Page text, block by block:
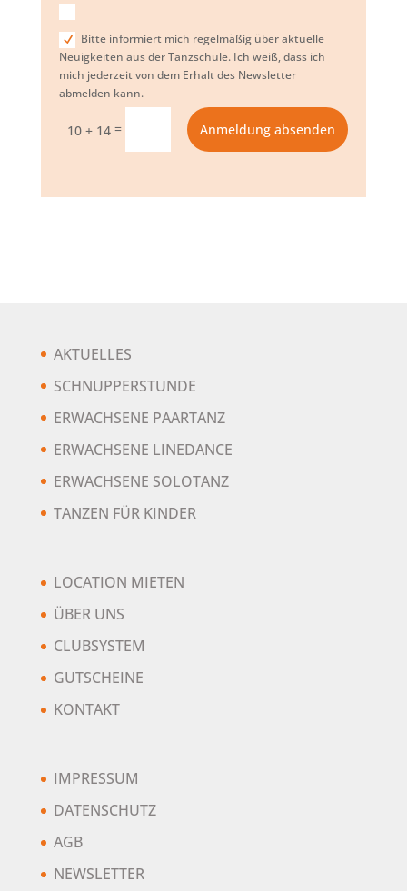
Bitte informiert mich regelmäßig über aktuelle
Neuigkeiten aus der Tanzschule. Ich weiß, dass ich
mich jederzeit von dem Erhalt des Newsletter
abmelden kann.
10 + 14 = Anmeldung absenden
AKTUELLES
SCHNUPPERSTUNDE
ERWACHSENE PAARTANZ
ERWACHSENE LINEDANCE
ERWACHSENE SOLOTANZ
TANZEN FÜR KINDER
LOCATION MIETEN
ÜBER UNS
CLUBSYSTEM
GUTSCHEINE
KONTAKT
IMPRESSUM
DATENSCHUTZ
AGB
NEWSLETTER